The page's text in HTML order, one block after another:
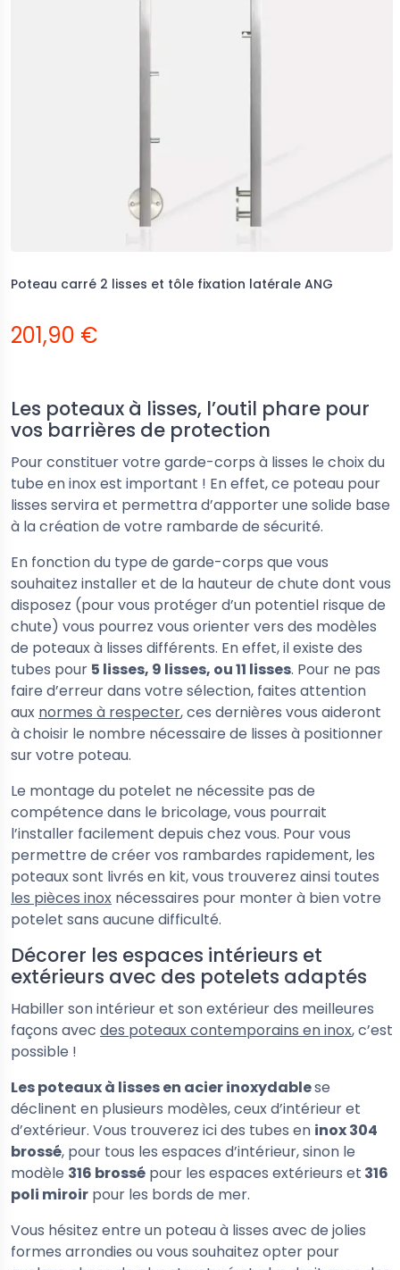
Poteau carré 2 lisses et tôle fixation latérale ANG
201,90 €
Les poteaux à lisses, l’outil phare pour
vos barrières de protection
Pour constituer votre garde-corps à lisses le choix du
tube en inox est important ! En effet, ce poteau pour
lisses servira et permettra d’apporter une solide base
à la création de votre rambarde de sécurité.
En fonction du type de garde-corps que vous
souhaitez installer et de la hauteur de chute dont vous
disposez (pour vous protéger d’un potentiel risque de
chute) vous pourrez vous orienter vers des modèles
de poteaux à lisses différents. En effet, il existe des
tubes pour 5 lisses, 9 lisses, ou 11 lisses. Pour ne pas
faire d’erreur dans votre sélection, faites attention
aux normes à respecter, ces dernières vous aideront
à choisir le nombre nécessaire de lisses à positionner
sur votre poteau.
Le montage du potelet ne nécessite pas de
compétence dans le bricolage, vous pourrait
l’installer facilement depuis chez vous. Pour vous
permettre de créer vos rambardes rapidement, les
poteaux sont livrés en kit, vous trouverez ainsi toutes
les pièces inox nécessaires pour monter à bien votre
potelet sans aucune difficulté.
Décorer les espaces intérieurs et
extérieurs avec des potelets adaptés
Habiller son intérieur et son extérieur des meilleures
façons avec des poteaux contemporains en inox, c’est
possible !
Les poteaux à lisses en acier inoxydablese
déclinent en plusieurs modèles, ceux d’intérieur et
d’extérieur. Vous trouverez ici des tubes en inox 304
brossé, pour tous les espaces d’intérieur, sinon le
modèle 316 brossé pour les espaces extérieurs et 316
poli miroir pour les bords de mer.
Vous hésitez entre un poteau à lisses avec de jolies
formes arrondies ou vous souhaitez opter pour